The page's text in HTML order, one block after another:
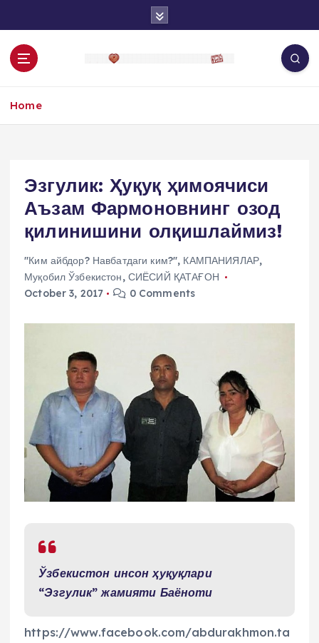
o
Home
Эзгулик: Ҳуқуқ ҳимоячиси
Аъзам Фармоновнинг озод
қилинишини олқишлаймиз!
"Ким айбдор? Навбатдаги ким?", КАМПАНИЯЛАР,
Муқобил Ўзбекистон, СИЁСИЙ ҚАТАҒОН
October 3, 2017
0 Comments
Ўзбекистон инсон ҳуқуқлари
“Эзгулик” жамияти Баёноти
https://www.facebook.com/abdurakhmon.ta